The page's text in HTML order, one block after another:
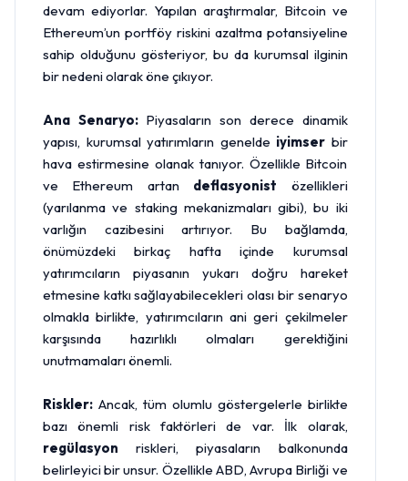
devam ediyorlar. Yapılan araştırmalar, Bitcoin ve
Ethereum’un portföy riskini azaltma potansiyeline
sahip olduğunu gösteriyor, bu da kurumsal ilginin
bir nedeni olarak öne çıkıyor.
Ana Senaryo:Piyasaların son derece dinamik
yapısı, kurumsal yatırımların genelde iyimser bir
hava estirmesine olanak tanıyor. Özellikle Bitcoin
ve Ethereum artan deflasyonist özellikleri
(yarılanma ve staking mekanizmaları gibi), bu iki
varlığın cazibesini artırıyor. Bu bağlamda,
önümüzdeki birkaç hafta içinde kurumsal
yatırımcıların piyasanın yukarı doğru hareket
etmesine katkı sağlayabilecekleri olası bir senaryo
olmakla birlikte, yatırımcıların ani geri çekilmeler
karşısında hazırlıklı olmaları gerektiğini
unutmamaları önemli.
Riskler: Ancak, tüm olumlu göstergelerle birlikte
bazı önemli risk faktörleri de var. İlk olarak,
regülasyon riskleri, piyasaların balkonunda
belirleyici bir unsur. Özellikle ABD, Avrupa Birliği ve